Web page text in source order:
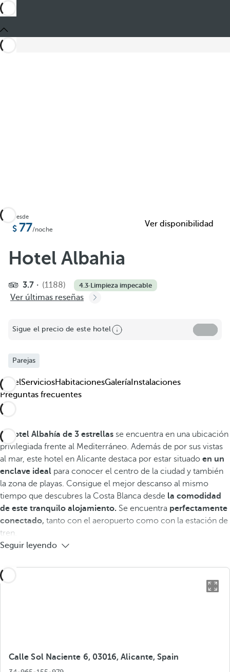
Añadir a favoritos
Ver más fotos y videos
Desde
77/noche
Ver disponibilidad
Hotel Albahia
3.7 (1188) 4.3·Limpieza impecable
Ver últimas reseñas
Sigue el precio de este hotel
Parejas
HotelServiciosHabitacionesGalería Instalaciones
Preguntas frecuentes
El hotel Albahía de 3 estrellas se encuentra en una ubicación
privilegiada frente al Mediterráneo. Además de por sus vistas
al mar, este hotel en Alicante destaca por estar situado en un
enclave ideal para conocer el centro de la ciudad y también
la zona de playas. Consigue el mejor descanso al mismo
tiempo que descubres la Costa Blanca desde la comodidad
de este tranquilo alojamiento. Se encuentra perfectamente
conectado, tanto con el aeropuerto como con la estación de
tren.
Seguir leyendo
Calle Sol Naciente 6, 03016, Alicante, Spain